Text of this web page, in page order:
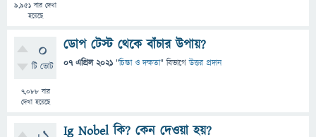
9,951 বার দেখা
হয়েছে
0
টি ভোট
7,088বার
দেখা হয়েছে
ডোপ টেস্ট থেকে বাঁচার উপায়?
07 এপ্রিল 2021 "চিন্তা ও দক্ষতা" বিভাগে উত্তর প্রদান
Ig Nobel কি? কেন দেওয়া হয়?